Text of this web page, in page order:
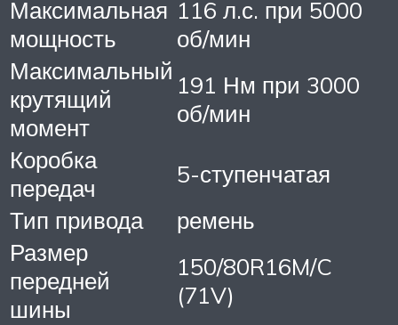
Максимальная
мощность
116 л.с. при 5000
об/мин
Максимальный
крутящий
момент
191 Нм при 3000
об/мин
Коробка
передач
5-ступенчатая
Тип привода
ремень
Размер
передней
шины
150/80R16M/C
(71V)